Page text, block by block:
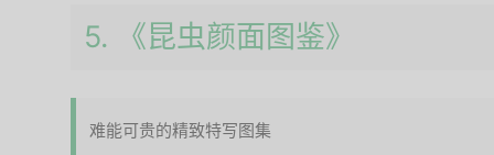
5. 《昆虫颜面图鉴》
难能可贵的精致特写图集